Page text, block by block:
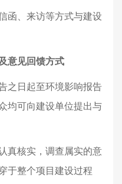
函、来访等方式与建设
意见回馈方式
之日起至环境影响报告
均可向建设单位提出与
真核实，调查属实的意
于整个项目建设过程